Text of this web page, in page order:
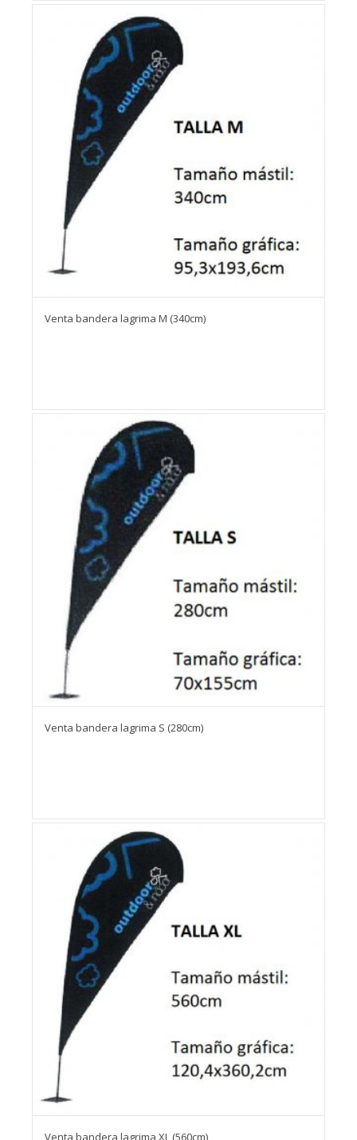
Venta bandera lagrima M (340cm)
Venta bandera lagrima S (280cm)
Venta bandera lagrima XL (560cm)